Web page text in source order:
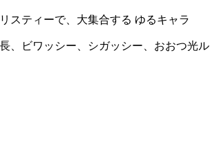
スティーで、大集合する ゆるキャラ
、ビワッシー、シガッシー、おおつ光ル